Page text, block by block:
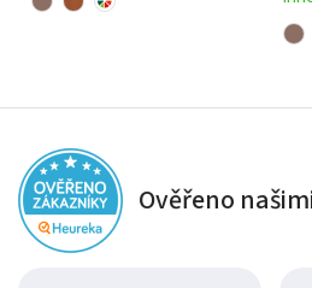
Ověřeno